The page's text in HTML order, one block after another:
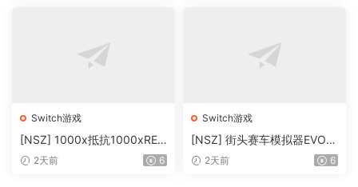
Switch游戏
[NSZ] 1000x抵抗1000xRES
IST美版1.06补丁
2天前 6
Switch游戏
[NSZ] 街头赛车模拟器EVO：
汽车与摩托车Street Racing
2天前 6